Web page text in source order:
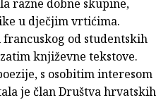
razne dobne skupine,
u dječjim vrtićima.
od studentskih
književne tekstove.
s osobitim interesom
je član Društva hrvatskih